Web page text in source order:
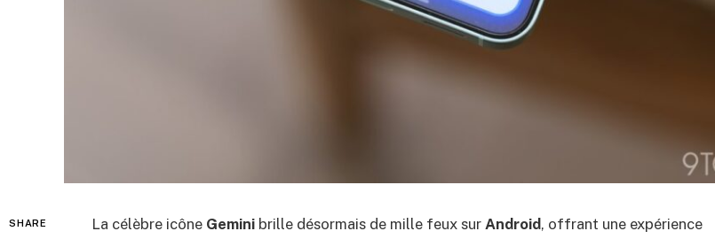
SHARE La célèbre icône Gemini brille désormais de mille feux sur Android, offrant une expérience